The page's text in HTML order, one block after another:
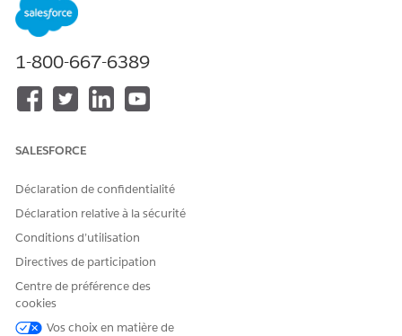
1-800-667-6389
SALESFORCE
Déclaration de confidentialité
Déclaration relative à la sécurité
Conditions d’utilisation
Directives de participation
Centre de préférence des
cookies
Vos choix en matière de